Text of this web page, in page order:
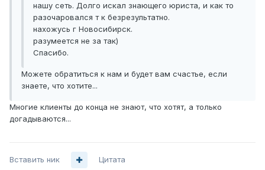
нашу сеть. Долго искал знающего юриста, и как то
разочаровался т к безрезультатно.
нахожусь г Новосибирск.
разумеется не за так)
Спасибо.
Можете обратиться к нам и будет вам счастье, если
знаете, что хотите...
Многие клиенты до конца не знают, что хотят, а только
догадываются...
Вставить ник Цитата